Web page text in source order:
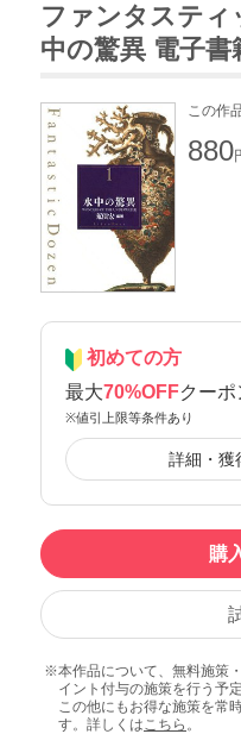
ファンタスティ
中の驚異 電子書
この作
880
初めての方
最大70%OFFクーポ
※値引上限等条件あり
詳細・獲
購
本作品について、無料施策
イント付与の施策を行う予
この他にもお得な施策を常
す。詳しくは こちら 。